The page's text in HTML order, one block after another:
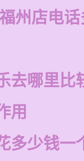
州店电
去哪里比
用
多少钱一